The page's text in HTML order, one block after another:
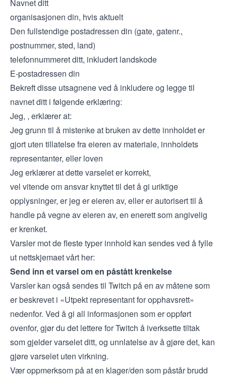
Navnet ditt
organisasjonen din, hvis aktuelt
Den fullstendige postadressen din (gate, gatenr.,
postnummer, sted, land)
telefonnummeret ditt, inkludert landskode
E-postadressen din
Bekreft disse utsagnene ved å inkludere og legge til
navnet ditt i følgende erklæring:
Jeg, , erklærer at:
Jeg grunn til å mistenke at bruken av dette innholdet er
gjort uten tillatelse fra eieren av materiale, innholdets
representanter, eller loven
Jeg erklærer at dette varselet er korrekt,
vel vitende om ansvar knyttet til det å gi uriktige
opplysninger, er jeg er eieren av, eller er autorisert til å
handle på vegne av eieren av, en enerett som angivelig
er krenket.
Varsler mot de fleste typer innhold kan sendes ved å fylle
ut nettskjemaet vårt her:
Send inn et varsel om en påstått krenkelse
Varsler kan også sendes til Twitch på en av måtene som
er beskrevet i «Utpekt representant for opphavsrett»
nedenfor. Ved å gi all informasjonen som er oppført
ovenfor, gjør du det lettere for Twitch å iverksette tiltak
som gjelder varselet ditt, og unnlatelse av å gjøre det, kan
gjøre varselet uten virkning.
Vær oppmerksom på at en klager/den som påstår brudd